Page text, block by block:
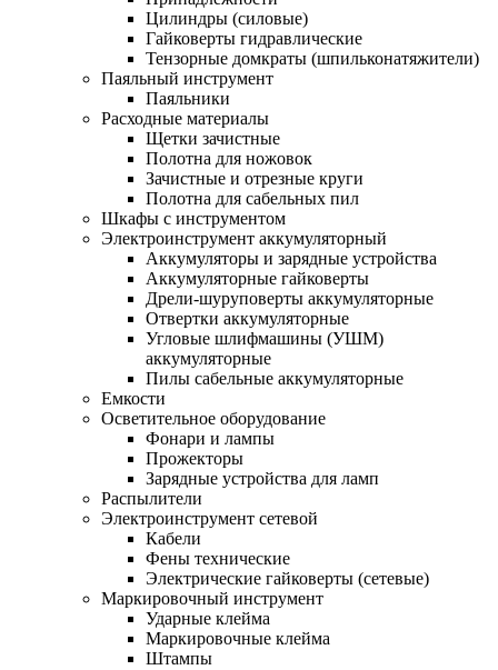
Цилиндры (силовые)
Гайковерты гидравлические
Тензорные домкраты (шпильконатяжители)
Паяльный инструмент
Паяльники
Расходные материалы
Щетки зачистные
Полотна для ножовок
Зачистные и отрезные круги
Полотна для сабельных пил
Шкафы с инструментом
Электроинструмент аккумуляторный
Аккумуляторы и зарядные устройства
Аккумуляторные гайковерты
Дрели-шуруповерты аккумуляторные
Отвертки аккумуляторные
Угловые шлифмашины (УШМ)
аккумуляторные
Пилы сабельные аккумуляторные
Емкости
Осветительное оборудование
Фонари и лампы
Прожекторы
Зарядные устройства для ламп
Распылители
Электроинструмент сетевой
Кабели
Фены технические
Электрические гайковерты (сетевые)
Маркировочный инструмент
Ударные клейма
Маркировочные клейма
Штампы